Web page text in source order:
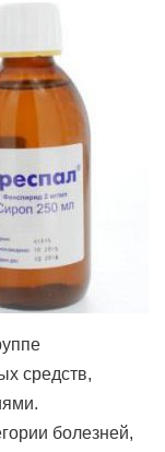
средств,
болезней,